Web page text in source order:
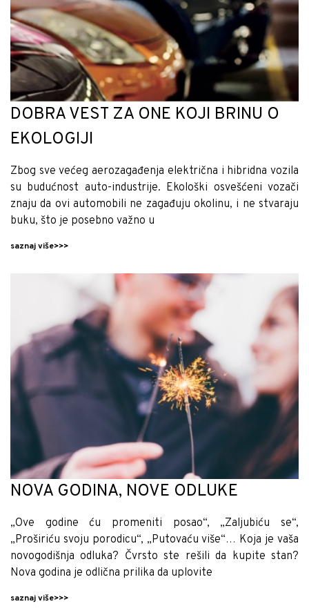
DOBRA VEST ZA ONE KOJI BRINU O
EKOLOGIJI
Zbog sve većeg aerozagađenja električna i hibridna vozila
su budućnost auto-industrije. Ekološki osvešćeni vozači
znaju da ovi automobili ne zagađuju okolinu, i ne stvaraju
buku, što je posebno važno u
saznaj više>>>
NOVA GODINA, NOVE ODLUKE
„Ove godine ću promeniti posao“, „Zaljubiću se“,
„Proširiću svoju porodicu“, „Putovaću više“… Koja je vaša
novogodišnja odluka? Čvrsto ste rešili da kupite stan?
Nova godina je odlična prilika da uplovite
saznaj više>>>